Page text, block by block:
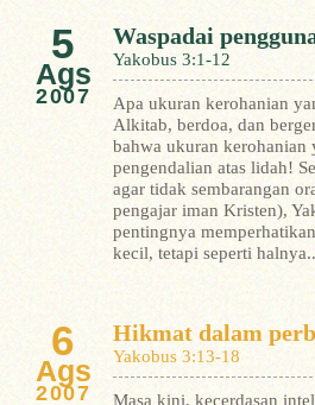
5
Ags
2007
Waspadai
Yakobus 3:1-12
Apa ukuran kerohanian
Alkitab, berdoa, dan
bahwa ukuran kerohanian
pengendalian atas lidah!
agar tidak sembarangan
pengajar iman Kristen),
pentingnya
kecil, tetapi seperti
6
Ags
2007
Hikmat dalam
Yakobus 3:13-18
Masa kini, kecerdasan